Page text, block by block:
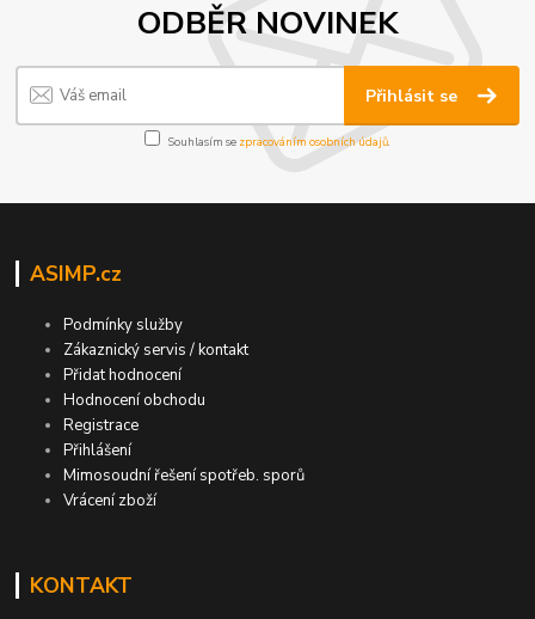
ODBĚR NOVINEK
Přihlásit se
Souhlasím se zpracováním osobních údajů.
ASIMP.cz
Podmínky služby
Zákaznický servis / kontakt
Přidat hodnocení
Hodnocení obchodu
Registrace
Přihlášení
Mimosoudní řešení spotřeb. sporů
Vrácení zboží
KONTAKT